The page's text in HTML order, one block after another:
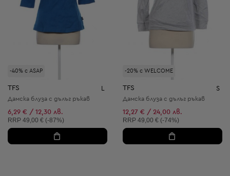
-40% с ASAP
TFS
Дамска блуза с дълъг ръкав
6,29 € / 12,30 лв.
Препоръчителна цена:
RRP 49,00 € (-87%)
-20% с WELCOME
TFS S
Дамска блуза с дълъг ръкав
12,27 € / 24,00 лв.
Препоръчителна цена:
RRP 49,00 € (-74%)